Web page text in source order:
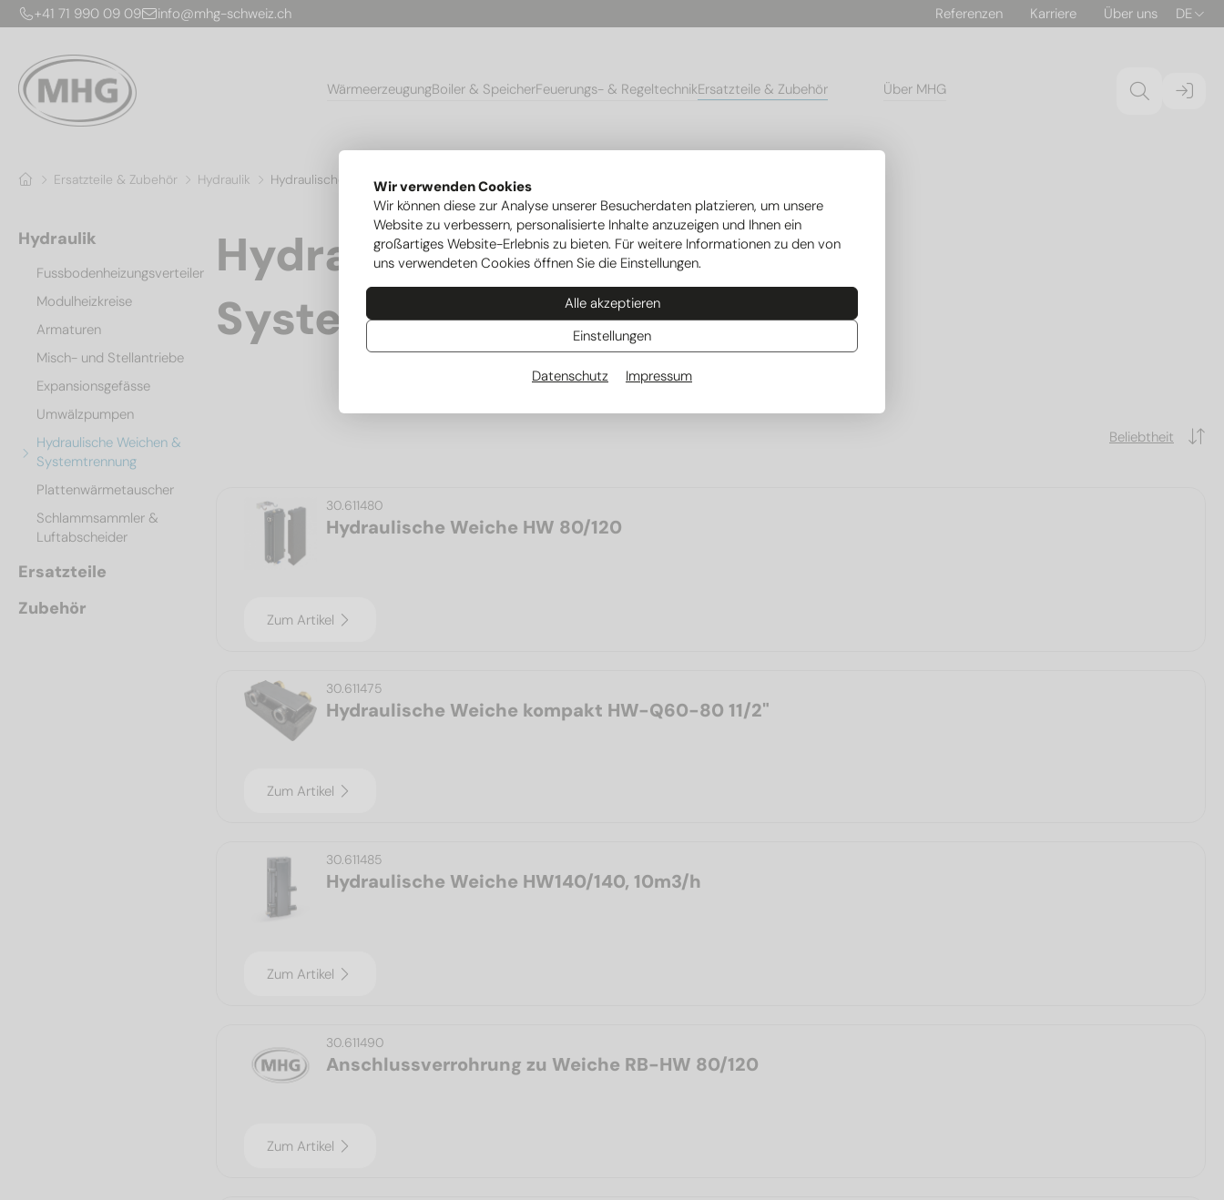
Wir verwenden Cookies
Wir können diese zur Analyse unserer Besucherdaten platzieren, um unsere
Website zu verbessern, personalisierte Inhalte anzuzeigen und Ihnen ein
großartiges Website-Erlebnis zu bieten. Für weitere Informationen zu den von
uns verwendeten Cookies öffnen Sie die Einstellungen.
Alle akzeptieren
Einstellungen
Datenschutz Impressum
+41 71 990 09 09 info@mhg-schweiz.ch Referenzen Karriere Über uns DE
WärmeerzeugungBoiler & SpeicherFeuerungs- & RegeltechnikErsatzteile & Zubehör Über MHG
Ersatzteile & Zubehör Hydraulik Hydraulische Weichen & Systemtrennung
Hydraulik
Fussbodenheizungsverteiler
Modulheizkreise
Armaturen
Misch- und Stellantriebe
Expansionsgefässe
Umwälzpumpen
Hydraulische Weichen &
Systemtrennung
Plattenwärmetauscher
Schlammsammler &
Luftabscheider
Ersatzteile
Zubehör
Hydraulische Weichen &
Systemtrennung
Beliebtheit
30.611480
Hydraulische Weiche HW 80/120
Zum Artikel
30.611475
Hydraulische Weiche kompakt HW-Q60-80 11/2"
Zum Artikel
30.611485
Hydraulische Weiche HW140/140, 10m3/h
Zum Artikel
30.611490
Anschlussverrohrung zu Weiche RB-HW 80/120
Zum Artikel